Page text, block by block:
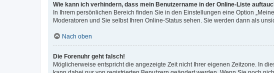
Wie kann ich verhindern, dass mein Benutzername in der Online-Liste
In Ihrem persönlichen Bereich finden Sie in den Einstellungen eine Option
Moderatoren und Sie selbst Ihren Online-Status sehen. Sie werden dann als
Nach oben
Die Forenuhr geht falsch!
Möglicherweise entspricht die angezeigte Zeit nicht Ihrer eigenen Zeitzone. In